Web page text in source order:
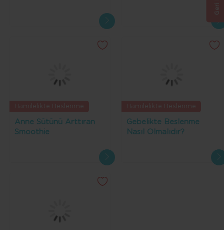
Anne Sütünü Arttıran
Smoothie
Gebelikte Beslenme
Nasıl Olmalıdır?